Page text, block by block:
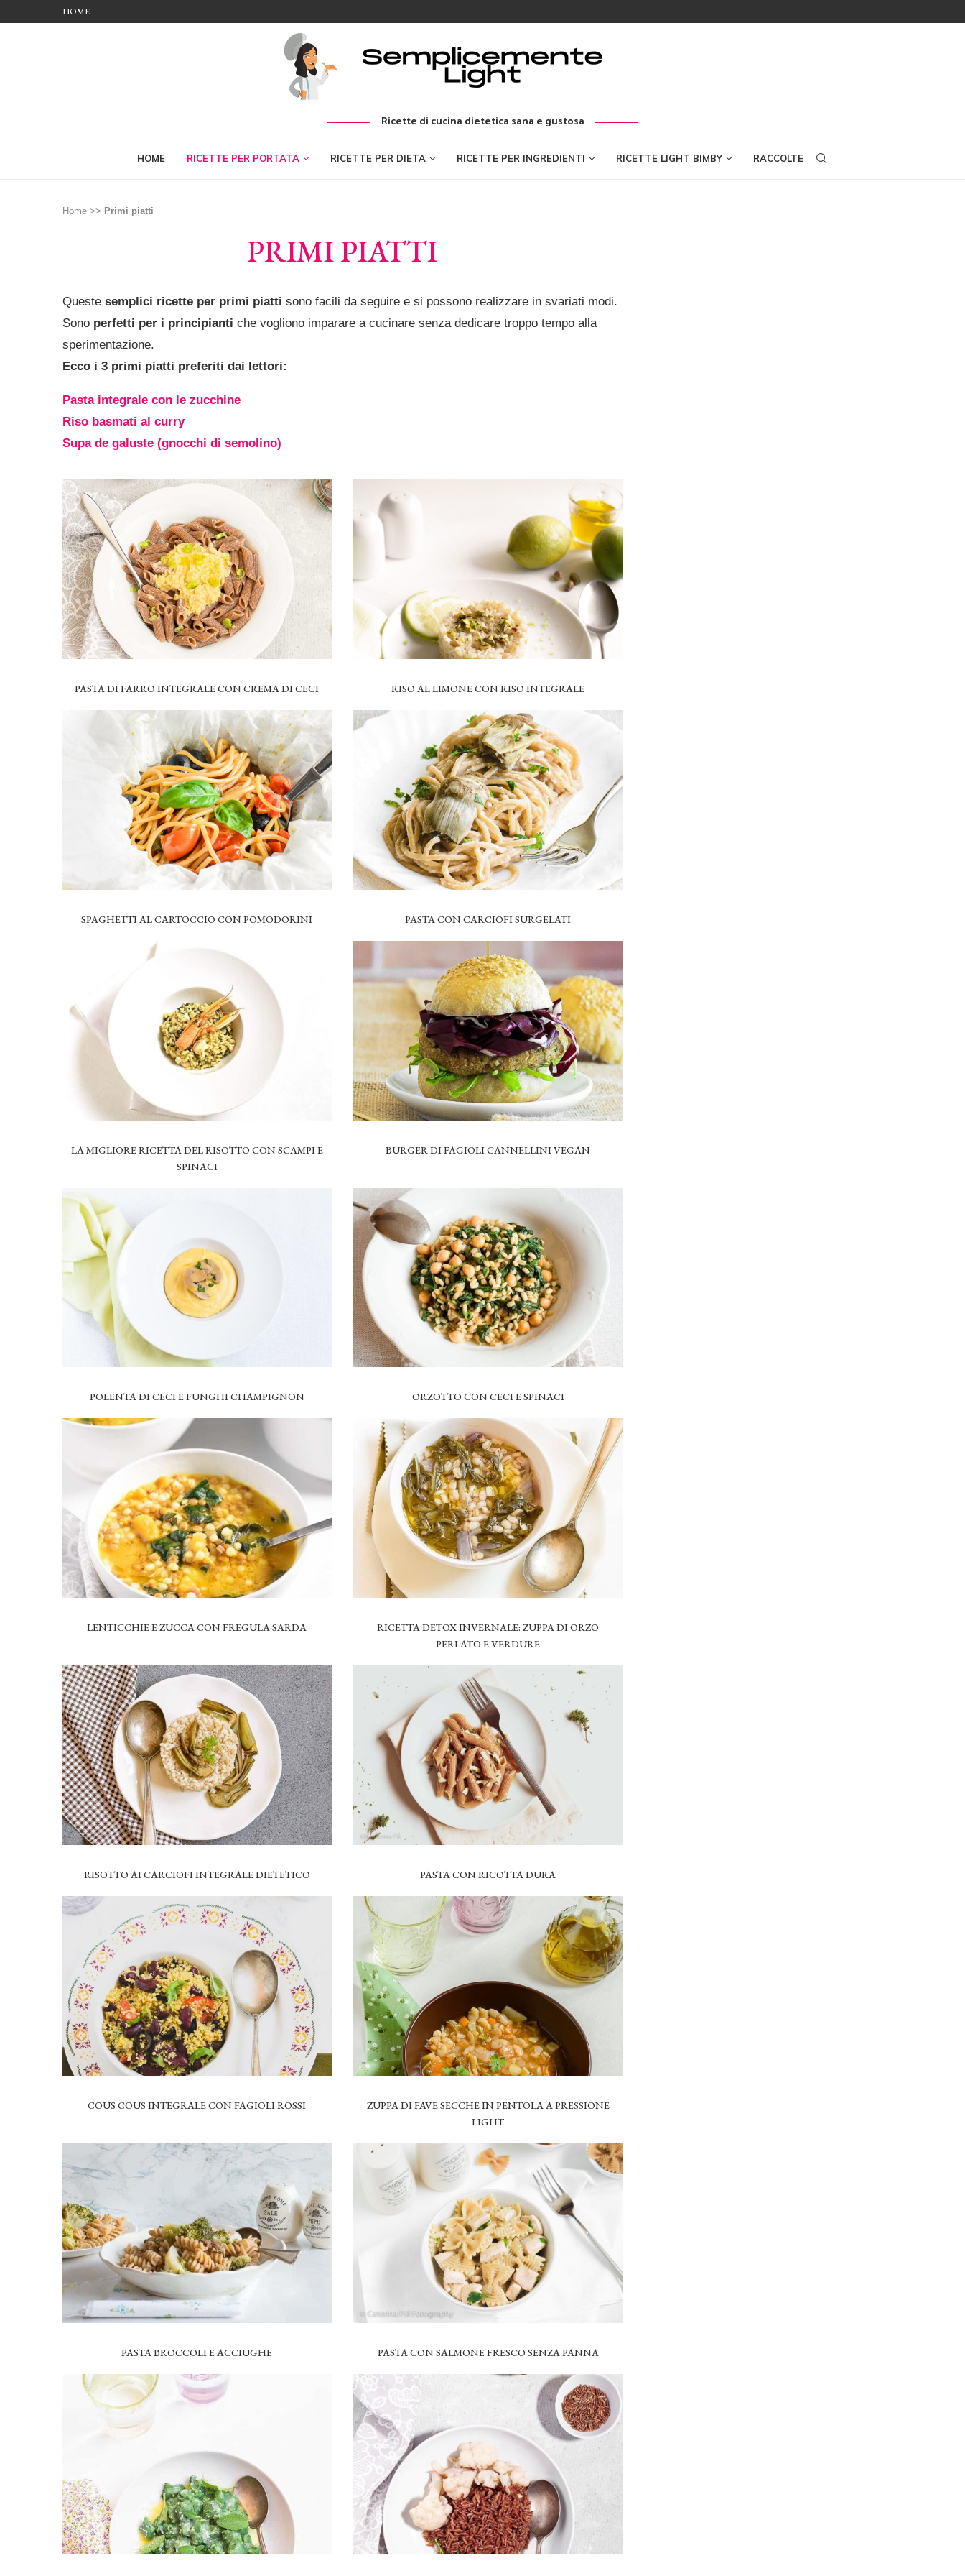
HOME
Ricette di cucina dietetica sana e gustosa
HOME RICETTE PER PORTATA RICETTE PER DIETA RICETTE PER INGREDIENTI RICETTE LIGHT BIMBY RACCOLTE
Home >> Primi piatti
PRIMI PIATTI
Queste semplici ricette per primi piatti sono facili da seguire e si possono realizzare in svariati modi.
Sono perfetti per i principianti che vogliono imparare a cucinare senza dedicare troppo tempo alla
sperimentazione.
Ecco i 3 primi piatti preferiti dai lettori:
Pasta integrale con le zucchine
Riso basmati al curry
Supa de galuste (gnocchi di semolino)
PASTA DI FARRO INTEGRALE CON CREMA DI CECI RISO AL LIMONE CON RISO INTEGRALE
SPAGHETTI AL CARTOCCIO CON POMODORINI PASTA CON CARCIOFI SURGELATI
LA MIGLIORE RICETTA DEL RISOTTO CON SCAMPI E
SPINACI
BURGER DI FAGIOLI CANNELLINI VEGAN
POLENTA DI CECI E FUNGHI CHAMPIGNON ORZOTTO CON CECI E SPINACI
LENTICCHIE E ZUCCA CON FREGULA SARDA
RICETTA DETOX INVERNALE: ZUPPA DI ORZO
PERLATO E VERDURE
RISOTTO AI CARCIOFI INTEGRALE DIETETICO PASTA CON RICOTTA DURA
COUS COUS INTEGRALE CON FAGIOLI ROSSI
ZUPPA DI FAVE SECCHE IN PENTOLA A PRESSIONE
LIGHT
PASTA BROCCOLI E ACCIUGHE PASTA CON SALMONE FRESCO SENZA PANNA